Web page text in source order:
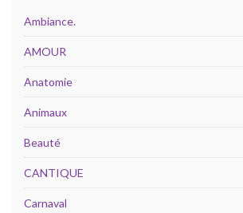
Ambiance.
AMOUR
Anatomie
Animaux
Beauté
CANTIQUE
Carnaval